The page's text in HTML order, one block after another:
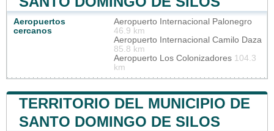
Aeropuertos
cercanos
Aeropuerto Internacional Palonegro
46.9 km
Aeropuerto Internacional Camilo Daza
85.8 km
Aeropuerto Los Colonizadores 104.3
km
TERRITORIO DEL MUNICIPIO DE
SANTO DOMINGO DE SILOS